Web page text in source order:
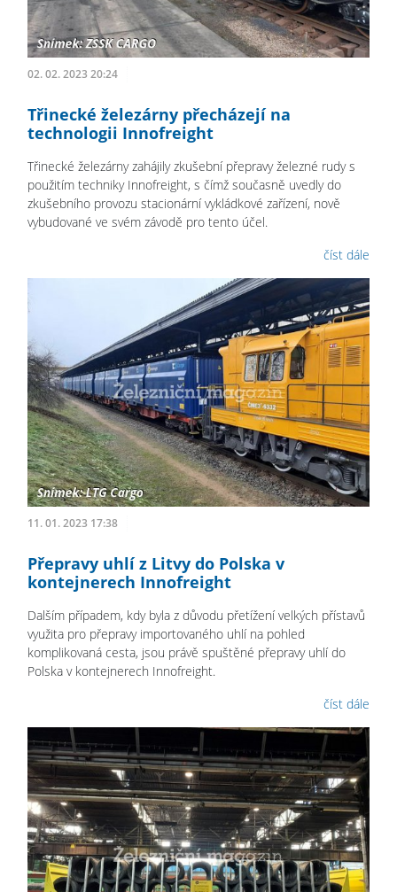
02. 02. 2023 20:24
Třinecké železárny přecházejí na
technologii Innofreight
Třinecké železárny zahájily zkušební přepravy železné rudy s
použitím techniky Innofreight, s čímž současně uvedly do
zkušebního provozu stacionární vykládkové zařízení, nově
vybudované ve svém závodě pro tento účel.
číst dále
11. 01. 2023 17:38
Přepravy uhlí z Litvy do Polska v
kontejnerech Innofreight
Dalším případem, kdy byla z důvodu přetížení velkých přístavů
využita pro přepravy importovaného uhlí na pohled
komplikovaná cesta, jsou právě spuštěné přepravy uhlí do
Polska v kontejnerech Innofreight.
číst dále